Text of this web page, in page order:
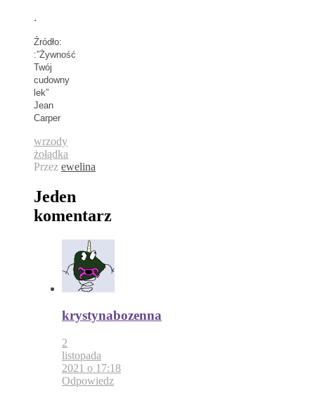
.
Źródło:
:”Żywność
Twój
cudowny
lek”
Jean
Carper
wrzody
żołądka
Przez ewelina
Jeden
komentarz
krystynabozenna
2
listopada
2021 o 17:18
Odpowiedz